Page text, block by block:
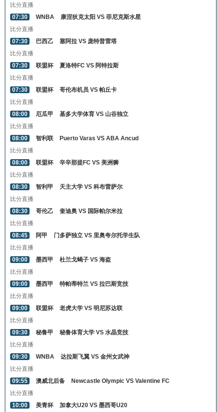
比分直播
07:30
WNBA
康涅狄克太阳 VS 菲尼克斯水星
比分直播
07:30
巴西乙
塞阿拉 VS 庞特普雷塔
比分直播
07:30
联盟杯
夏洛特FC VS 阿特拉斯
比分直播
07:30
联盟杯
哥伦布机员 VS 帕丘卡
比分直播
08:00
厄瓜甲
基多大学体育 VS 山谷独立
比分直播
08:00
智利联
Puerto Varas VS ABA Ancud
比分直播
08:00
联盟杯
辛辛那提FC VS 美洲狮
比分直播
08:30
智利甲
天主大学 VS 科布雷萨尔
比分直播
08:30
哥伦乙
奎迪奥 VS 国际帕尔米拉
比分直播
08:45
阿甲
门多萨独立 VS 里奥夸尔托学生队
比分直播
09:00
墨西甲
杜兰戈蝎子 VS 海盗
比分直播
09:00
墨西甲
特帕蒂特兰 VS 拉巴斯竞技
比分直播
09:00
联盟杯
老虎大学 VS 明尼苏达联
比分直播
09:30
秘鲁甲
秘鲁体育大学 VS 水晶竞技
比分直播
09:30
WNBA
达拉斯飞翼 VS 金州女武神
比分直播
09:55
澳威北后备
Newcastle Olympic VS Valentine FC
比分直播
10:00
美青杯
加拿大U20 VS 墨西哥U20